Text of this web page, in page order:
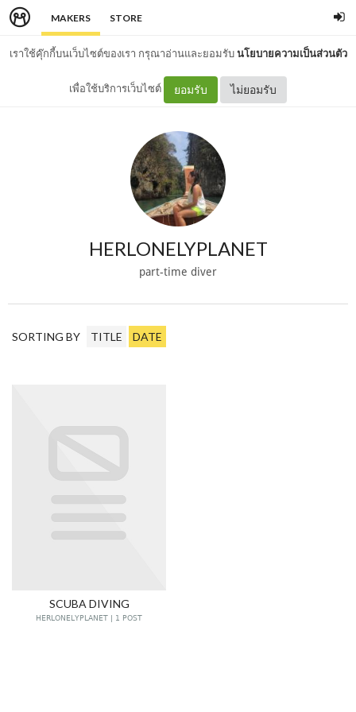
MAKERS STORE
เราใช้คุ๊กกี้บนเว็บไซต์ของเรา กรุณาอ่านและยอมรับนโยบายความเป็นส่วนตัว
เพื่อใช้บริการเว็บไซต์ ยอมรับ ไม่ยอมรับ
HERLONELYPLANET
part-time diver
SORTING BY TITLE DATE
SCUBA DIVING
HERLONELYPLANET | 1 POST